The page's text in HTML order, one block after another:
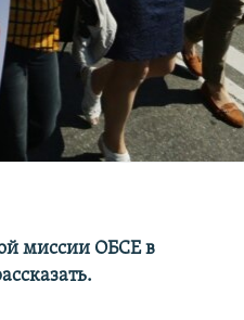
миссии ОБСЕ в